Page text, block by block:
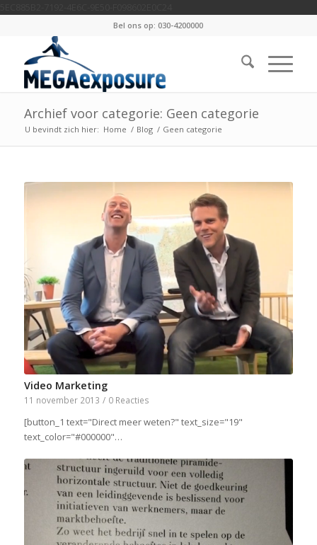
Bel ons op: 030-4200000
Archief voor categorie: Geen categorie
U bevindt zich hier: Home / Blog / Geen categorie
Video Marketing
11 november 2013 / 0 Reacties
[button_1 text="Direct meer weten?" text_size="19"
text_color="#000000"…